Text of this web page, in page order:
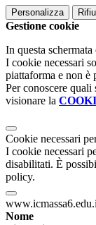
Personalizza
Gestione cookie
In questa
I cookie necessari
piattaforma e non è
Per conoscere
visionare la
Cookie necessari
I cookie necessari
disabilitati. È
policy.
Nome